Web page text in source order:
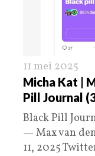
11 mei 2025
Micha Kat |
Pill Journal
Black Pill
— Max van
11, 2025